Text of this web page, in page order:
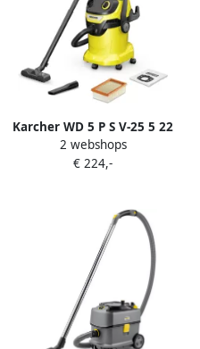
Karcher WD 5 P S V-25 5 22
Nat- en droogzuiger 1.628-
356.0
2 webshops
€ 224,-